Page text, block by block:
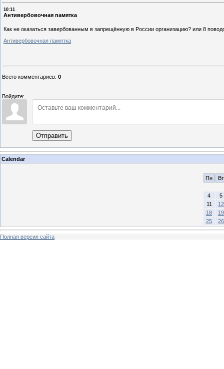
10:11
Антивербовочная памятка
Как не оказаться завербованным в запрещённую в России организацию? или 8
Антивербовочная памятка
Всего комментариев: 0
Войдите:
Отправить
Calendar
Пн Вт
4
5
11
12
18
19
25
26
Полная версия сайта